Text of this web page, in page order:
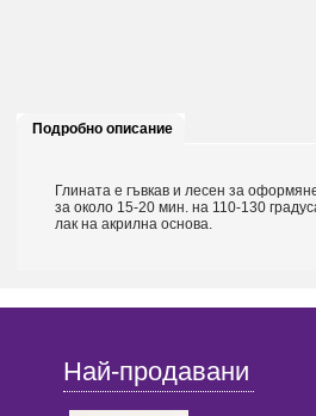
Подробно описание
Глината е гъвкав и лесен за
за около 15-20 мин. на 110-130
лак на акрилна основа.
Най-продавани